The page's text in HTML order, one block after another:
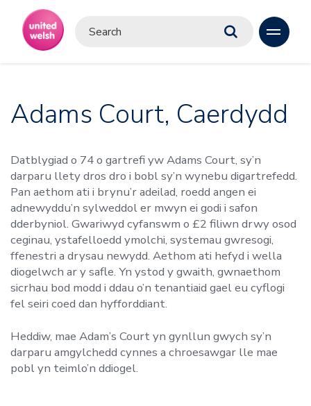
Adams Court, Caerdydd
Datblygiad o 74 o gartrefi yw Adams Court, sy’n
darparu llety dros dro i bobl sy’n wynebu digartrefedd.
Pan aethom ati i brynu’r adeilad, roedd angen ei
adnewyddu’n sylweddol er mwyn ei godi i safon
dderbyniol. Gwariwyd cyfanswm o £2 filiwn drwy osod
ceginau, ystafelloedd ymolchi, systemau gwresogi,
ffenestri a drysau newydd. Aethom ati hefyd i wella
diogelwch ar y safle. Yn ystod y gwaith, gwnaethom
sicrhau bod modd i ddau o’n tenantiaid gael eu cyflogi
fel seiri coed dan hyfforddiant.
Heddiw, mae Adam’s Court yn gynllun gwych sy’n
darparu amgylchedd cynnes a chroesawgar lle mae
pobl yn teimlo’n ddiogel.